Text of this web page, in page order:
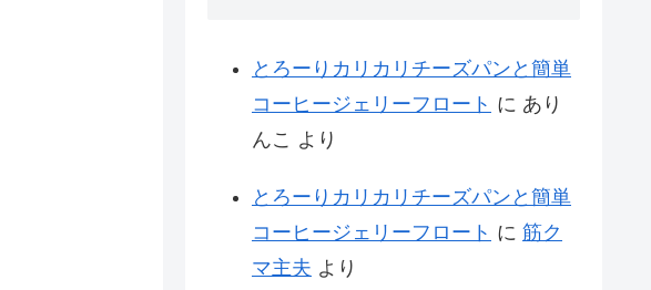
とろーりカリカリチーズパンと簡単
コーヒージェリーフロート に あり
んこ より
とろーりカリカリチーズパンと簡単
コーヒージェリーフロート に 筋ク
マ主夫 より